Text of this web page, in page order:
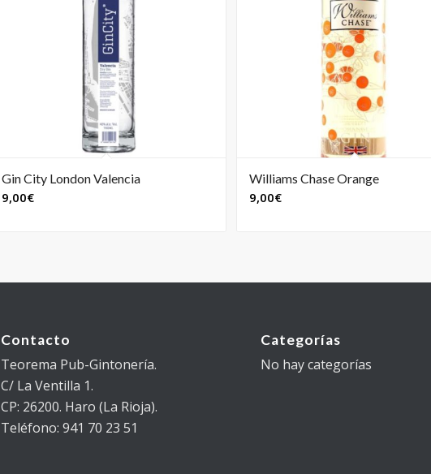
Gin City London Valencia
9,00€
Williams Chase Orange
9,00€
Contacto
Teorema Pub-Gintonería.
C/ La Ventilla 1.
CP: 26200. Haro (La Rioja).
Teléfono: 941 70 23 51
Categorías
No hay categorías